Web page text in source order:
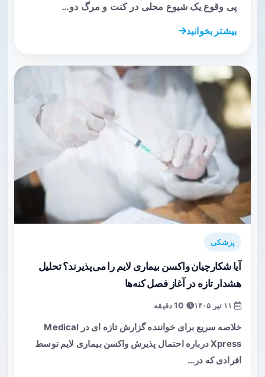
پی وقوع یک شیوع محلی در کنت و مرگ دو…
بیشتر بخوانید
پزشکی
آیا شکارچیان واکسن بیماری لایم را می‌پذیرند؟ تحلیل
هشدار تازه در آغاز فصل کنه‌ها
خلاصه سریع برای خواننده گزارش تازه ای در Medical
Xpress درباره احتمال پذیرش واکسن بیماری لایم توسط
افرادی که در…